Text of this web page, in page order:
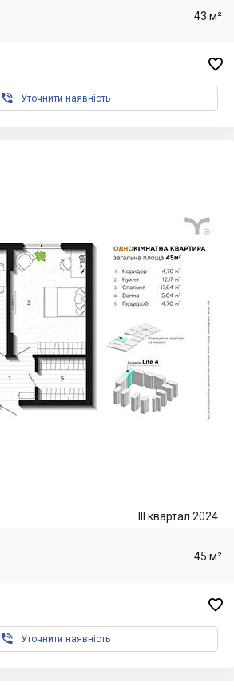
43 м²

 Уточнити наявність
III квартал 2024
45 м²

 Уточнити наявність